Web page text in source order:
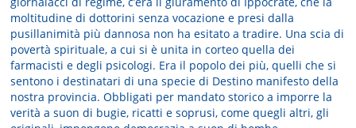
moltitudine di dottorini senza vocazione e presi dalla
pusillanimità più dannosa non ha esitato a tradire. Una scia di
povertà spirituale, a cui si è unita in corteo quella dei
farmacisti e degli psicologi. Era il popolo dei più, quelli che si
sentono i destinatari di una specie di Destino manifesto della
nostra provincia. Obbligati per mandato storico a imporre la
verità a suon di bugie, ricatti e soprusi, come quegli altri, gli